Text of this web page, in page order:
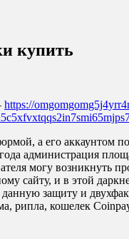
купить
https://
а его аккаунтом
администрация
могу
сайту, и в этой
защиту и
рипла, кошелек